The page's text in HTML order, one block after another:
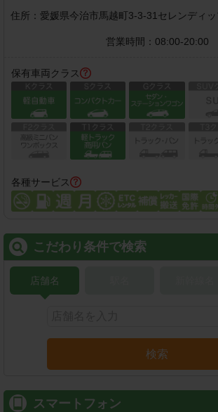
住所： 愛媛県今治市馬越町3-3-31セレンディ
営業時間： 08:00-20:00
保有車両クラス
各種サービス
こだわり条件で検索
店舗名
検索
スマートフォン